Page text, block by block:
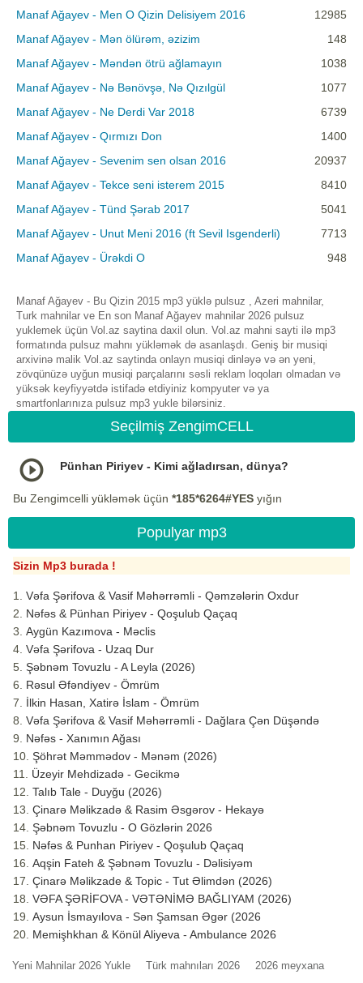
Manaf Ağayev - Men O Qizin Delisiyem 2016
12985
Manaf Ağayev - Mən ölürəm, əzizim
148
Manaf Ağayev - Məndən ötrü ağlamayın
1038
Manaf Ağayev - Nə Bənövşə, Nə Qızılgül
1077
Manaf Ağayev - Ne Derdi Var 2018
6739
Manaf Ağayev - Qırmızı Don
1400
Manaf Ağayev - Sevenim sen olsan 2016
20937
Manaf Ağayev - Tekce seni isterem 2015
8410
Manaf Ağayev - Tünd Şərab 2017
5041
Manaf Ağayev - Unut Meni 2016 (ft Sevil Isgenderli)
7713
Manaf Ağayev - Ürəkdi O
948
Manaf Ağayev - Bu Qizin 2015 mp3 yüklə pulsuz , Azeri mahnilar,
Turk mahnilar ve En son Manaf Ağayev mahnilar 2026 pulsuz
yuklemek üçün Vol.az saytina daxil olun. Vol.az mahni sayti ilə mp3
formatında pulsuz mahnı yükləmək də asanlaşdı. Geniş bir musiqi
arxivinə malik Vol.az saytinda onlayn musiqi dinləyə və ən yeni,
zövqünüzə uyğun musiqi parçalarını səsli reklam loqoları olmadan və
yüksək keyfiyyətdə istifadə etdiyiniz kompyuter və ya
smartfonlarınıza pulsuz mp3 yukle bilərsiniz.
Seçilmiş ZengimCELL
Pünhan Piriyev - Kimi ağladırsan, dünya?
Bu Zengimcelli yükləmək üçün *185*6264#YES yığın
Populyar mp3
Sizin Mp3 burada !
Vəfa Şərifova & Vasif Məhərrəmli - Qəmzələrin Oxdur
Nəfəs & Pünhan Piriyev - Qoşulub Qaçaq
Aygün Kazımova - Məclis
Vəfa Şərifova - Uzaq Dur
Şəbnəm Tovuzlu - A Leyla (2026)
Rəsul Əfəndiyev - Ömrüm
İlkin Hasan, Xatirə İslam - Ömrüm
Vəfa Şərifova & Vasif Məhərrəmli - Dağlara Çən Düşəndə
Nəfəs - Xanımın Ağası
Şöhrət Məmmədov - Mənəm (2026)
Üzeyir Mehdizadə - Gecikmə
Talıb Tale - Duyğu (2026)
Çinarə Məlikzadə & Rasim Əsgərov - Hekayə
Şəbnəm Tovuzlu - O Gözlərin 2026
Nəfəs & Punhan Piriyev - Qoşulub Qaçaq
Aqşin Fateh & Şəbnəm Tovuzlu - Dəlisiyəm
Çinarə Məlikzade & Topic - Tut Əlimdən (2026)
VƏFA ŞƏRİFOVA - VƏTƏNİMƏ BAĞLIYAM (2026)
Aysun İsmayılova - Sən Şamsan Əgər (2026
Memişhkhan & Könül Aliyeva - Ambulance 2026
Yeni Mahnilar 2026 Yukle Türk mahnıları 2026 2026 meyxana